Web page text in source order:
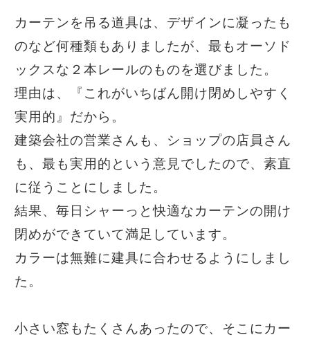
カーテンを吊る道具は、デザインに凝ったも
のなど何種類もありましたが、最もオーソド
ックスな２本レールのものを選びました。
理由は、『これがいちばん開け閉めしやすく
実用的』だから。
建築会社の営業さんも、ショップの店員さん
も、最も実用的という意見でしたので、素直
に従うことにしました。
結果、毎日シャーっと快適なカーテンの開け
閉めができていて満足しています。
カラーは無難に建具に合わせるようにしまし
た。
小さい窓もたくさんあったので、そこにカー